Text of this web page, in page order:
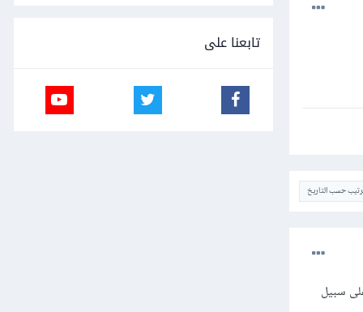
حسب التاريخ
سبيل
تابعنا على